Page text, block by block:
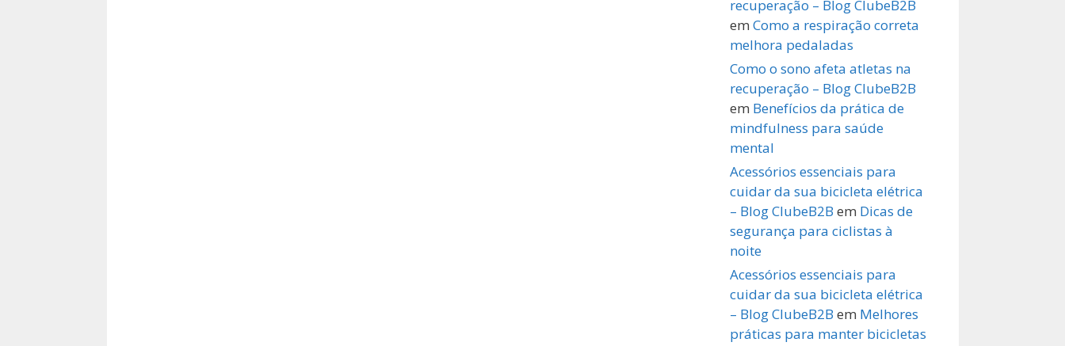
recuperação – Blog ClubeB2B
em Como a respiração correta
melhora pedaladas
Como o sono afeta atletas na
recuperação – Blog ClubeB2B
em Benefícios da prática de
mindfulness para saúde
mental
Acessórios essenciais para
cuidar da sua bicicleta elétrica
– Blog ClubeB2B em Dicas de
segurança para ciclistas à
noite
Acessórios essenciais para
cuidar da sua bicicleta elétrica
– Blog ClubeB2B em Melhores
práticas para manter bicicletas